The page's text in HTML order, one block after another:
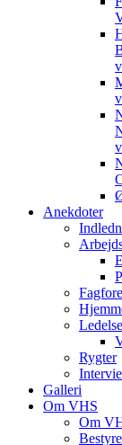
Anekdoter
Ledelse
Rygter
Galleri
Om VHS
Om